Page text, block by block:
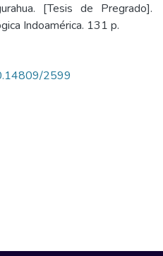
[Tesis de Pregrado].
Indoamérica. 131 p.
2599